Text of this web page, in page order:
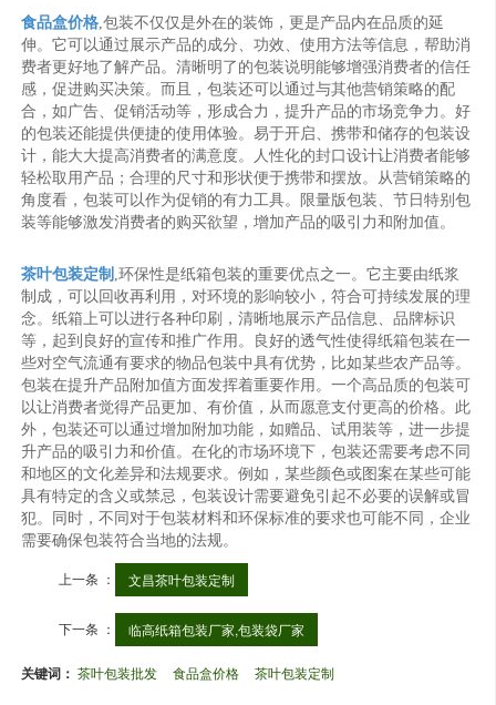
食品盒价格 ,包装不仅仅是外在的装饰，更是产品内在品质的延
伸。它可以通过展示产品的成分、功效、使用方法等信息，帮助消
费者更好地了解产品。清晰明了的包装说明能够增强消费者的信任
感，促进购买决策。而且，包装还可以通过与其他营销策略的配
合，如广告、促销活动等，形成合力，提升产品的市场竞争力。好
的包装还能提供便捷的使用体验。易于开启、携带和储存的包装设
计，能大大提高消费者的满意度。人性化的封口设计让消费者能够
轻松取用产品；合理的尺寸和形状便于携带和摆放。从营销策略的
角度看，包装可以作为促销的有力工具。限量版包装、节日特别包
装等能够激发消费者的购买欲望，增加产品的吸引力和附加值。
茶叶包装定制 ,环保性是纸箱包装的重要优点之一。它主要由纸浆
制成，可以回收再利用，对环境的影响较小，符合可持续发展的理
念。纸箱上可以进行各种印刷，清晰地展示产品信息、品牌标识
等，起到良好的宣传和推广作用。良好的透气性使得纸箱包装在一
些对空气流通有要求的物品包装中具有优势，比如某些农产品等。
包装在提升产品附加值方面发挥着重要作用。一个高品质的包装可
以让消费者觉得产品更加、有价值，从而愿意支付更高的价格。此
外，包装还可以通过增加附加功能，如赠品、试用装等，进一步提
升产品的吸引力和价值。在化的市场环境下，包装还需要考虑不同
和地区的文化差异和法规要求。例如，某些颜色或图案在某些可能
具有特定的含义或禁忌，包装设计需要避免引起不必要的误解或冒
犯。同时，不同对于包装材料和环保标准的要求也可能不同，企业
需要确保包装符合当地的法规。
上一条 ： 文昌茶叶包装定制
下一条 ： 临高纸箱包装厂家,包装袋厂家
关键词：茶叶包装批发 食品盒价格 茶叶包装定制